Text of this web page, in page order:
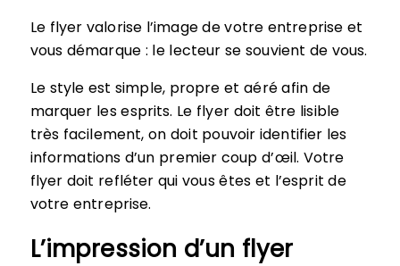
Le flyer valorise l’image de votre entreprise et
vous démarque : le lecteur se souvient de vous.
Le style est simple, propre et aéré afin de
marquer les esprits. Le flyer doit être lisible
très facilement, on doit pouvoir identifier les
informations d’un premier coup d’œil. Votre
flyer doit refléter qui vous êtes et l’esprit de
votre entreprise.
L’impression d’un flyer